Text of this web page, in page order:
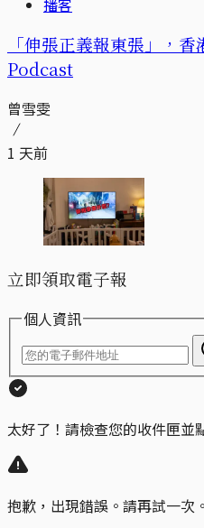
「伸張正義報東張」，
Podcast
曾雪雯
1 天前
立即領取電子報
個人資訊
太好了！請檢查您的收件匣並
抱歉，出現錯誤。請再試一次。